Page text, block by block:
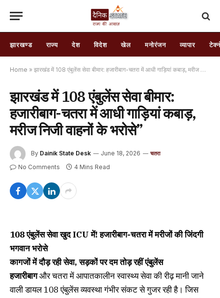
झारखण्ड राज्य देश विदेश खेल मनोरंजन व्यापार
Home » झारखंड में 108 एंबुलेंस सेवा बीमार: हजारीबाग-चतरा में आधी गाड़ियां कबाड़, मरीज निजी वाहनों के भरोसे”
झारखंड में 108 एंबुलेंस सेवा बीमार:
हजारीबाग-चतरा में आधी गाड़ियां कबाड़,
मरीज निजी वाहनों के भरोसे”
By Dainik State Desk June 18, 2026 चतरा
No Comments 4 Mins Read
108 एंबुलेंस सेवा खुद ICU में! हजारीबाग-चतरा में मरीजों की जिंदगी
भगवान भरोसे
कागजों में दौड़ रही सेवा, सड़कों पर दम तोड़ रहीं एंबुलेंस
हजारीबागऔर चतरा में आपातकालीन स्वास्थ्य सेवा की रीढ़ मानी जाने
वाली डायल 108 एंबुलेंस व्यवस्था गंभीर संकट से गुजर रही है। जिस